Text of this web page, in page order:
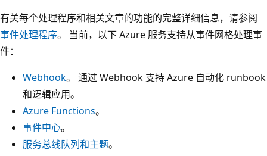
有关每个处理程序和相关文章的功能的完整详细信息，请参阅
事件处理程序。 当前，以下 Azure 服务支持从事件网格处理事
件：
Webhook。 通过 Webhook 支持 Azure 自动化 runbook
和逻辑应用。
Azure Functions。
事件中心。
服务总线队列和主题。